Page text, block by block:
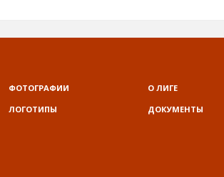
ФОТОГРАФИИ
ЛОГОТИПЫ
О ЛИГЕ
ДОКУМЕНТЫ